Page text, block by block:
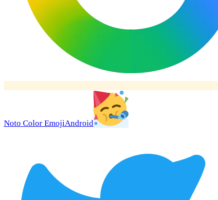
Noto Color EmojiAndroid